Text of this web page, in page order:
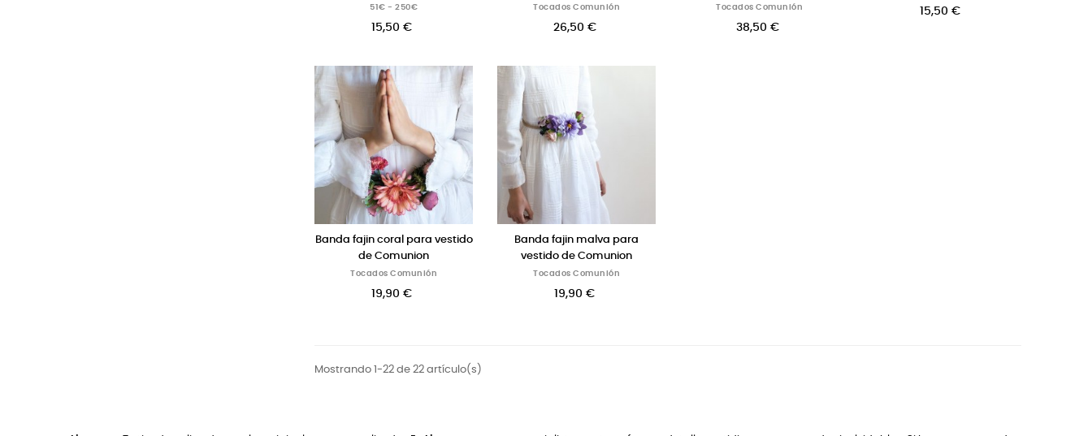
51€ - 250€
15,50 €
Tocados Comunión
26,50 €
Tocados Comunión
38,50 €
15,50 €
Banda fajin coral para vestido
de Comunion
Tocados Comunión
19,90 €
Banda fajin malva para
vestido de Comunion
Tocados Comunión
19,90 €
Mostrando 1-22 de 22 artículo(s)